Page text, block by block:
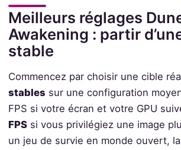
Meilleurs réglages
Awakening : partir
stable
Commencez par choisir une cible
stables sur une configuration
FPS si votre écran et votre GPU
FPSsi vous privilégiez une image
un jeu de survie en monde ouvert,